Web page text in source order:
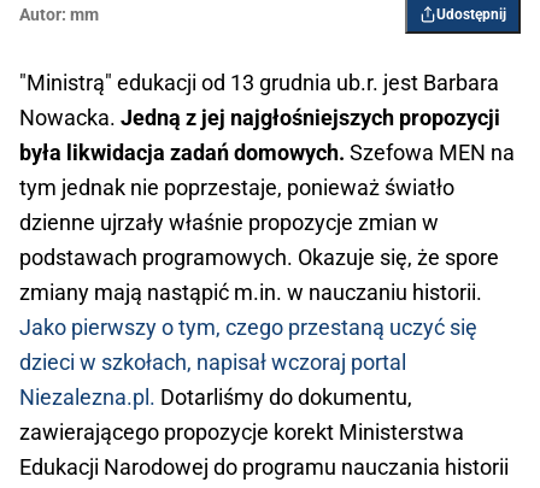
Autor: mm Udostępnij
"Ministrą" edukacji od 13 grudnia ub.r. jest Barbara
Nowacka. Jedną z jej najgłośniejszych propozycji
była likwidacja zadań domowych. Szefowa MEN na
tym jednak nie poprzestaje, ponieważ światło
dzienne ujrzały właśnie propozycje zmian w
podstawach programowych. Okazuje się, że spore
zmiany mają nastąpić m.in. w nauczaniu historii.
Jako pierwszy o tym, czego przestaną uczyć się
dzieci w szkołach, napisał wczoraj portal
Niezalezna.pl. Dotarliśmy do dokumentu,
zawierającego propozycje korekt Ministerstwa
Edukacji Narodowej do programu nauczania historii